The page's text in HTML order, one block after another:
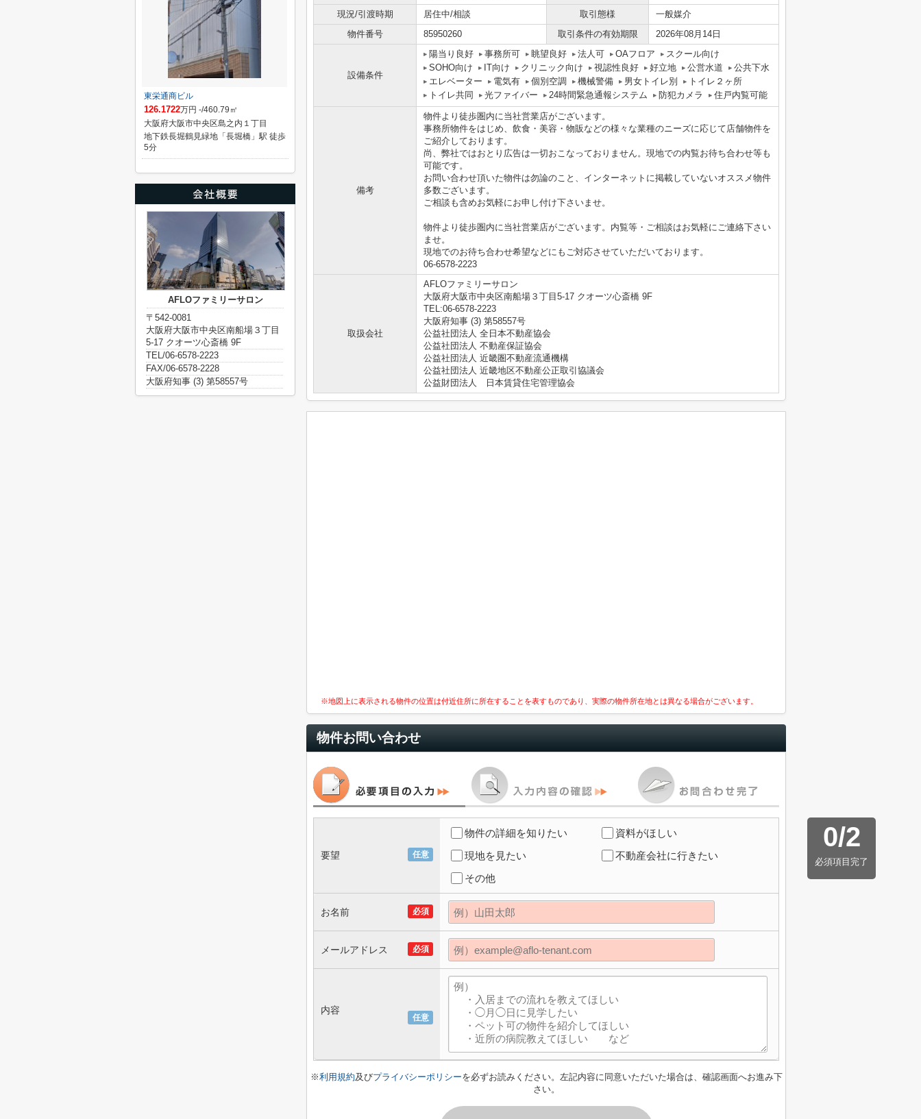
現況/引渡時期
居住中/相談 取引態様
一般媒介
物件番号
85950260 取引条件の有効期限 2026年08月14日
設備条件
陽当り良好 事務所可 眺望良好 法人可 OAフロア
スクール向け
SOHO向け
IT向け クリニック向け 視認性良好 好立地 公営水道
公共下水
エレベーター
電気有 個別空調 機械警備 男女トイレ別
トイレ２ヶ所
トイレ共同
光ファイバー 24時間緊急通報システム 防犯カメラ 住戸内覧可能
備考
物件より徒歩圏内に当社営業店がございます。
事務所物件をはじめ、飲食・美容・物販などの様々な業種のニーズに応じて店舗物件を
ご紹介しております。
尚、弊社ではおとり広告は一切おこなっておりません。現地での内覧お待ち合わせ等も
可能です。
お問い合わせ頂いた物件は勿論のこと、インターネットに掲載していないオススメ物件
多数ございます。
ご相談も含めお気軽にお申し付け下さいませ。
物件より徒歩圏内に当社営業店がございます。内覧等・ご相談はお気軽にご連絡下さい
ませ。
現地でのお待ち合わせ希望などにもご対応させていただいております。
06-6578-2223
取扱会社
AFLOファミリーサロン
大阪府大阪市中央区南船場３丁目5-17 クオーツ心斎橋 9F
TEL:06-6578-2223
大阪府知事 (3) 第58557号
公益社団法人 全日本不動産協会
公益社団法人 不動産保証協会
公益社団法人 近畿圏不動産流通機構
公益社団法人 近畿地区不動産公正取引協議会
公益財団法人 日本賃貸住宅管理協会
※地図上に表示される物件の位置は付近住所に所在することを表すものであり、実際の物件所在地とは異なる場合がございます。
物件お問い合わせ
0/2
必須項目完了
任意
要望
物件の詳細を知りたい
資料がほしい
現地を見たい
不動産会社に行きたい
その他
必須
お名前
必須
メールアドレス
任意
内容
※利用規約及びプライバシーポリシーを必ずお読みください。左記内容に同意いただいた場合は、確認画面へお進み下
さい。
東栄通商ビル
126.1722万円 -/460.79㎡
大阪府大阪市中央区島之内１丁目
地下鉄長堀鶴見緑地「長堀橋」駅 徒歩
5分
AFLOファミリーサロン
〒542-0081
大阪府大阪市中央区南船場３丁目
5-17 クオーツ心斎橋 9F
TEL/06-6578-2223
FAX/06-6578-2228
大阪府知事 (3) 第58557号